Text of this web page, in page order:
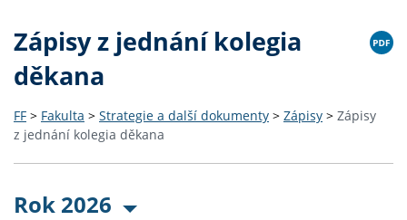
Zápisy z jednání kolegia
děkana
FF > Fakulta > Strategie a další dokumenty > Zápisy > Zápisy
z jednání kolegia děkana
Rok 2026